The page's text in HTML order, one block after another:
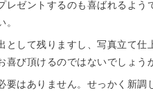
レゼントするのも喜ばれるよ
。
として残りますし、写真立て
喜び頂けるのではないでしょう
要はありません。せっかく新